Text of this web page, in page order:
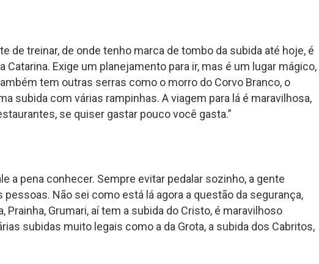
de treinar, de onde tenho marca de tombo da subida até hoje, é
Catarina. Exige um planejamento para ir, mas é um lugar mágico,
tem outras serras como o morro do Corvo Branco, o
subida com várias rampinhas. A viagem para lá é maravilhosa,
se quiser gastar pouco você gasta.”
a pena conhecer. Sempre evitar pedalar sozinho, a gente
Não sei como está lá agora a questão da segurança,
Prainha, Grumari, aí tem a subida do Cristo, é maravilhoso
subidas muito legais como a da Grota, a subida dos Cabritos,